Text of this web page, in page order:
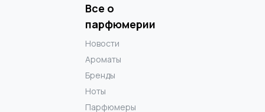
Все о
парфюмерии
Новости
Ароматы
Бренды
Ноты
Парфюмеры